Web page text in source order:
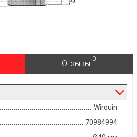
Отзывы
0
Wirquin
70984994